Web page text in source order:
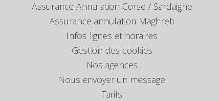
Assurance Annulation Corse / Sardaigne
Assurance annulation Maghreb
Infos lignes et horaires
Gestion des cookies
Nos agences
Nous envoyer un message
Tarifs